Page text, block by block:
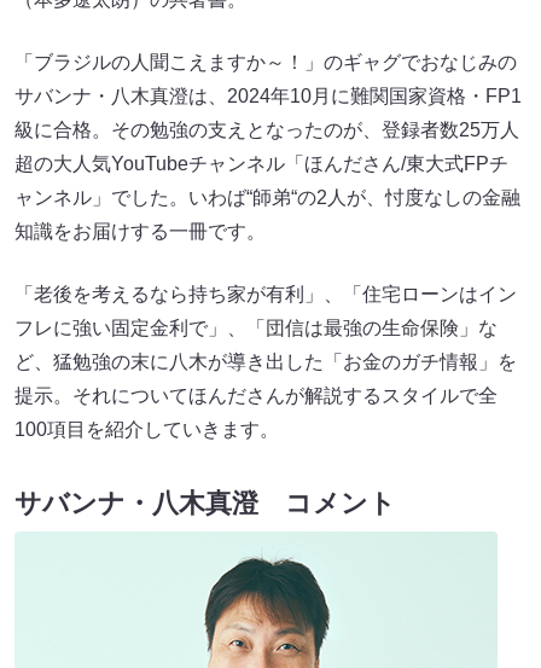
「ブラジルの人聞こえますか～！」のギャグでおなじみの
サバンナ・八木真澄は、2024年10月に難関国家資格・FP1
級に合格。その勉強の支えとなったのが、登録者数25万人
超の大人気YouTubeチャンネル「ほんださん/東大式FPチ
ャンネル」でした。いわば“師弟“の2人が、忖度なしの金融
知識をお届けする一冊です。
「老後を考えるなら持ち家が有利」、「住宅ローンはイン
フレに強い固定金利で」、「団信は最強の生命保険」な
ど、猛勉強の末に八木が導き出した「お金のガチ情報」を
提示。それについてほんださんが解説するスタイルで全
100項目を紹介していきます。
サバンナ・八木真澄 コメント